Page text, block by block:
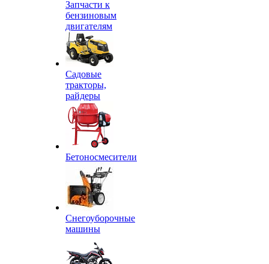
Запчасти к
бензиновым
двигателям
Садовые
тракторы,
райдеры
Бетоносмесители
Снегоуборочные
машины